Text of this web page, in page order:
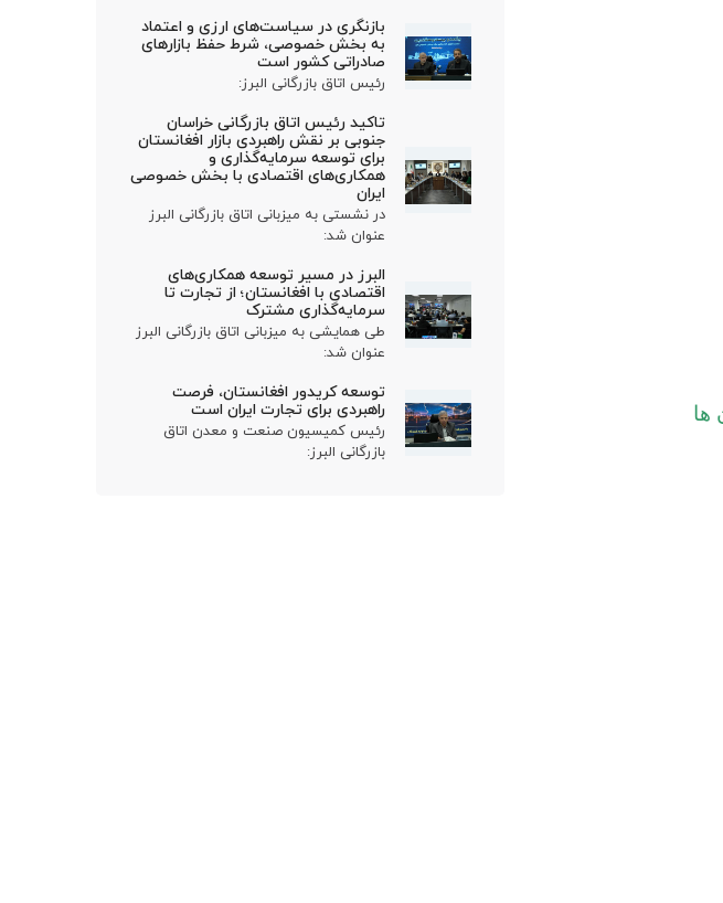
بازنگری در سیاست‌های ارزی و اعتماد
به بخش خصوصی، شرط حفظ بازارهای
صادراتی کشور است
رئیس اتاق بازرگانی البرز:
تاکید رئیس اتاق بازرگانی خراسان
جنوبی بر نقش راهبردی بازار افغانستان
برای توسعه سرمایه‌گذاری و
همکاری‌های اقتصادی با بخش خصوصی
ایران
در نشستی به میزبانی اتاق بازرگانی البرز
عنوان شد:
البرز در مسیر توسعه همکاری‌های
اقتصادی با افغانستان؛ از تجارت تا
سرمایه‌گذاری مشترک
طی همایشی به میزبانی اتاق بازرگانی البرز
عنوان شد:
توسعه کریدور افغانستان، فرصت
راهبردی برای تجارت ایران است
رئیس کمیسیون صنعت و معدن اتاق
بازرگانی البرز: